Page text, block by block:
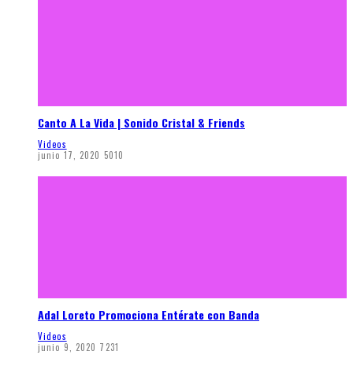
Canto A La Vida | Sonido Cristal & Friends
Videos
junio 17, 2020 5010
Adal Loreto Promociona Entérate con Banda
Videos
junio 9, 2020 7231